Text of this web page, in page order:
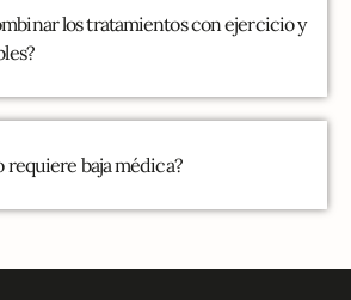
los tratamientos con ejercicio y
requiere baja médica?